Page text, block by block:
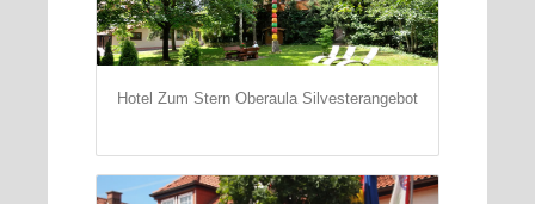
Hotel Zum Stern Oberaula Silvesterangebot